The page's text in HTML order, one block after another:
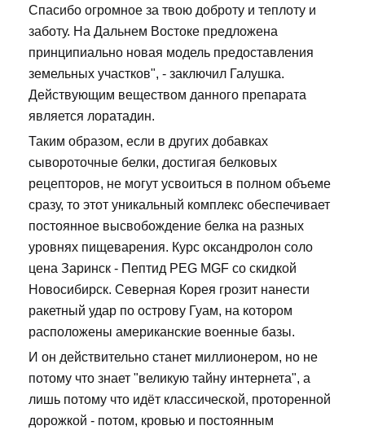
Спасибо огромное за твою доброту и теплоту и
заботу. На Дальнем Востоке предложена
принципиально новая модель предоставления
земельных участков", - заключил Галушка.
Действующим веществом данного препарата
является лоратадин.
Таким образом, если в других добавках
сывороточные белки, достигая белковых
рецепторов, не могут усвоиться в полном объеме
сразу, то этот уникальный комплекс обеспечивает
постоянное высвобождение белка на разных
уровнях пищеварения. Курс оксандролон соло
цена Заринск - Пептид PEG MGF со скидкой
Новосибирск. Северная Корея грозит нанести
ракетный удар по острову Гуам, на котором
расположены американские военные базы.
И он действительно станет миллионером, но не
потому что знает "великую тайну интернета", а
лишь потому что идёт классической, проторенной
дорожкой - потом, кровью и постоянным